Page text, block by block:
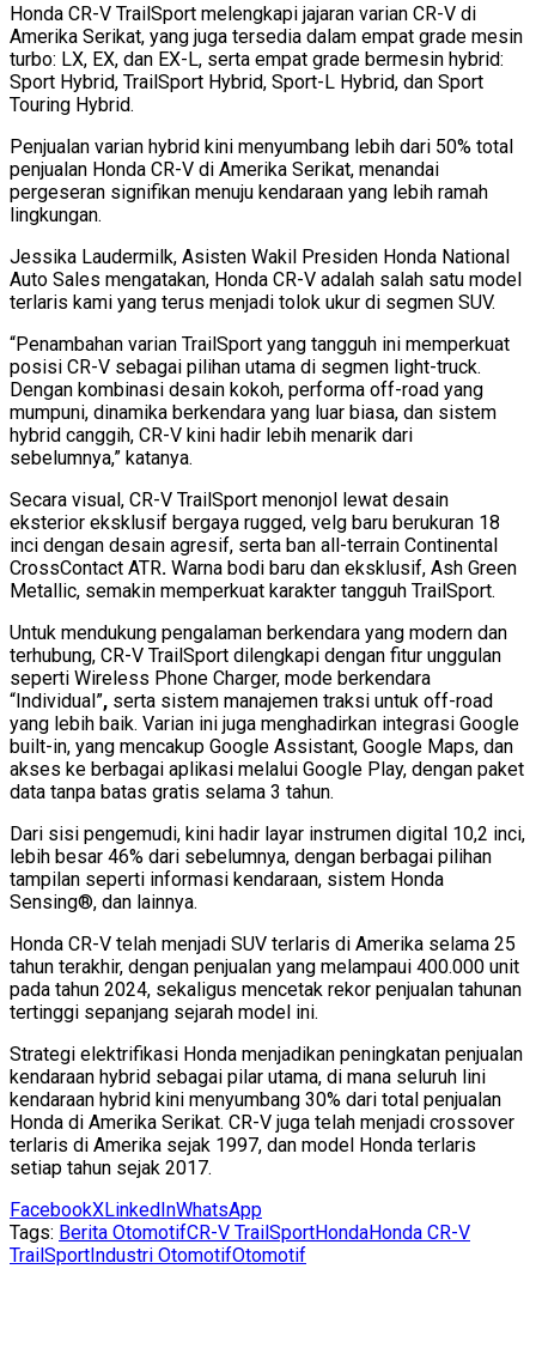
Honda CR-V TrailSport melengkapi jajaran varian CR-V di
Amerika Serikat, yang juga tersedia dalam empat grade mesin
turbo: LX, EX, dan EX-L, serta empat grade bermesin hybrid:
Sport Hybrid, TrailSport Hybrid, Sport-L Hybrid, dan Sport
Touring Hybrid.
Penjualan varian hybrid kini menyumbang lebih dari 50% total
penjualan Honda CR-V di Amerika Serikat, menandai
pergeseran signifikan menuju kendaraan yang lebih ramah
lingkungan.
Jessika Laudermilk, Asisten Wakil Presiden Honda National
Auto Sales mengatakan, Honda CR-V adalah salah satu model
terlaris kami yang terus menjadi tolok ukur di segmen SUV.
“Penambahan varian TrailSport yang tangguh ini memperkuat
posisi CR-V sebagai pilihan utama di segmen light-truck.
Dengan kombinasi desain kokoh, performa off-road yang
mumpuni, dinamika berkendara yang luar biasa, dan sistem
hybrid canggih, CR-V kini hadir lebih menarik dari
sebelumnya,” katanya.
Secara visual, CR-V TrailSport menonjol lewat desain
eksterior eksklusif bergaya rugged, velg baru berukuran 18
inci dengan desain agresif, serta ban all-terrain Continental
CrossContact ATR. Warna bodi baru dan eksklusif, Ash Green
Metallic, semakin memperkuat karakter tangguh TrailSport.
Untuk mendukung pengalaman berkendara yang modern dan
terhubung, CR-V TrailSport dilengkapi dengan fitur unggulan
seperti Wireless Phone Charger, mode berkendara
“Individual”, serta sistem manajemen traksi untuk off-road
yang lebih baik. Varian ini juga menghadirkan integrasi Google
built-in, yang mencakup Google Assistant, Google Maps, dan
akses ke berbagai aplikasi melalui Google Play, dengan paket
data tanpa batas gratis selama 3 tahun.
Dari sisi pengemudi, kini hadir layar instrumen digital 10,2 inci,
lebih besar 46% dari sebelumnya, dengan berbagai pilihan
tampilan seperti informasi kendaraan, sistem Honda
Sensing®, dan lainnya.
Honda CR-V telah menjadi SUV terlaris di Amerika selama 25
tahun terakhir, dengan penjualan yang melampaui 400.000 unit
pada tahun 2024, sekaligus mencetak rekor penjualan tahunan
tertinggi sepanjang sejarah model ini.
Strategi elektrifikasi Honda menjadikan peningkatan penjualan
kendaraan hybrid sebagai pilar utama, di mana seluruh lini
kendaraan hybrid kini menyumbang 30% dari total penjualan
Honda di Amerika Serikat. CR-V juga telah menjadi crossover
terlaris di Amerika sejak 1997, dan model Honda terlaris
setiap tahun sejak 2017.
FacebookXLinkedInWhatsApp
Tags: Berita OtomotifCR-V TrailSportHondaHonda CR-V
TrailSportIndustri OtomotifOtomotif